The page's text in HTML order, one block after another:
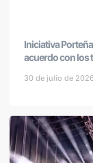
Iniciativa
acuerdo con los
30 de julio de 2026